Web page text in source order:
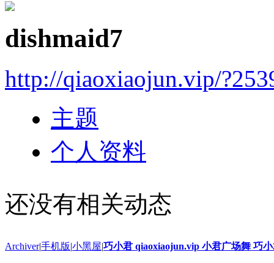
dishmaid7
http://qiaoxiaojun.vip/
主题
个人资料
还没有相关动态
Archiver|手机版|小黑屋|巧小君 qiaoxiaojun.vip 小君广场舞 巧